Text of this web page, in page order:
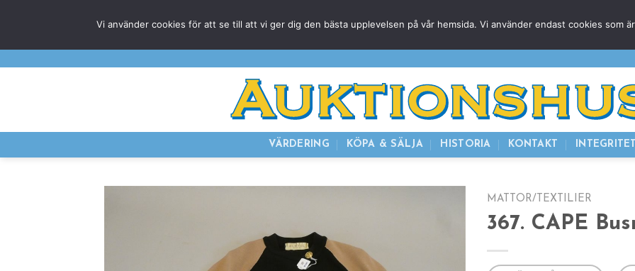
content
NUVARANDE AUKTION
VÄRDERING KÖPA & SÄLJA HISTORIA KONTAKT
MATTOR/TEXTILIER
367. CAPE
Vi använder cookies för att se till att vi ger dig den bästa upplevelsen på vår hemsida. Vi använder endast cookies som